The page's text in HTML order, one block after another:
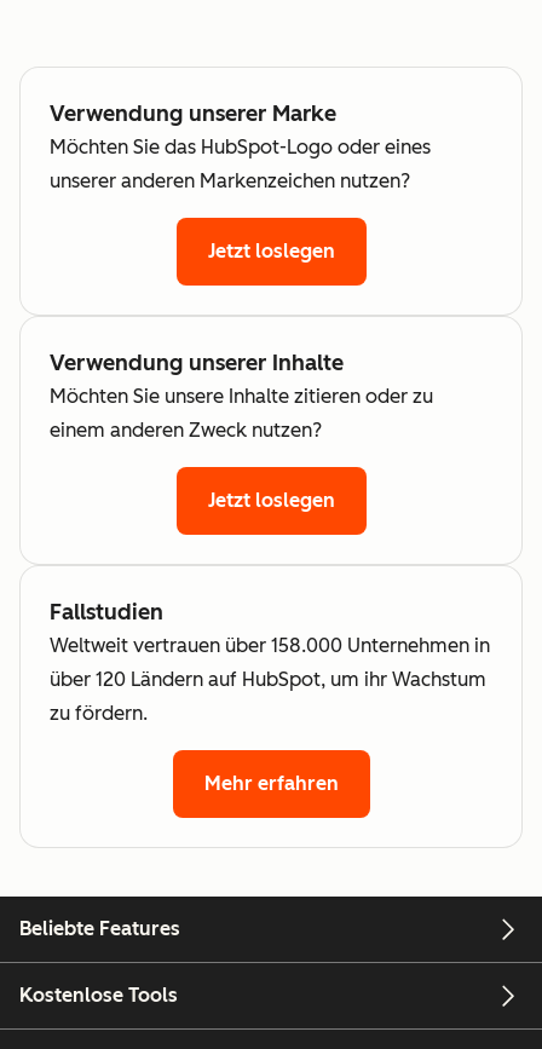
Verwendung unserer Marke
Möchten Sie das HubSpot-Logo oder eines
unserer anderen Markenzeichen nutzen?
Jetzt loslegen
Verwendung unserer Inhalte
Möchten Sie unsere Inhalte zitieren oder zu
einem anderen Zweck nutzen?
Jetzt loslegen
Fallstudien
Weltweit vertrauen über 158.000 Unternehmen in
über 120 Ländern auf HubSpot, um ihr Wachstum
zu fördern.
Mehr erfahren
Beliebte Features
Kostenlose Tools